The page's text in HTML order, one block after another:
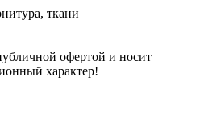
ткани
офертой и носит
характер!